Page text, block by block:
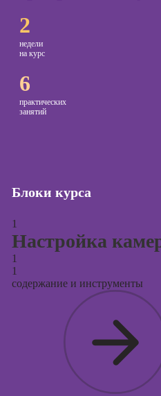
2
недели
на курс
6
практических
занятий
Блоки курса
1
Настройка
1
1
содержание и инструменты